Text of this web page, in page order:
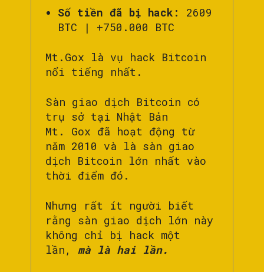
Số tiền đã bị hack:
2609
BTC | +750.000 BTC
Mt.Gox là vụ hack Bitcoin
nổi tiếng nhất.
Sàn giao dịch Bitcoin có
trụ sở tại Nhật Bản
Mt. Gox đã hoạt động từ
năm 2010 và là sàn giao
dịch Bitcoin lớn nhất vào
thời điểm đó.
Nhưng rất ít người biết
rằng sàn giao dịch lớn này
không chỉ bị hack một
lần, mà là hai lần.